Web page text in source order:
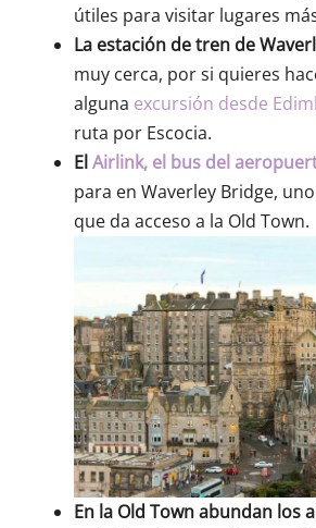
útiles para visitar lugares
La estación de tren de
muy cerca, por si quieres
alguna excursión desde
ruta por Escocia.
ElAirlink, el bus del
para en Waverley Bridge,
que da acceso a la Old Town.
En la Old Town abundan los